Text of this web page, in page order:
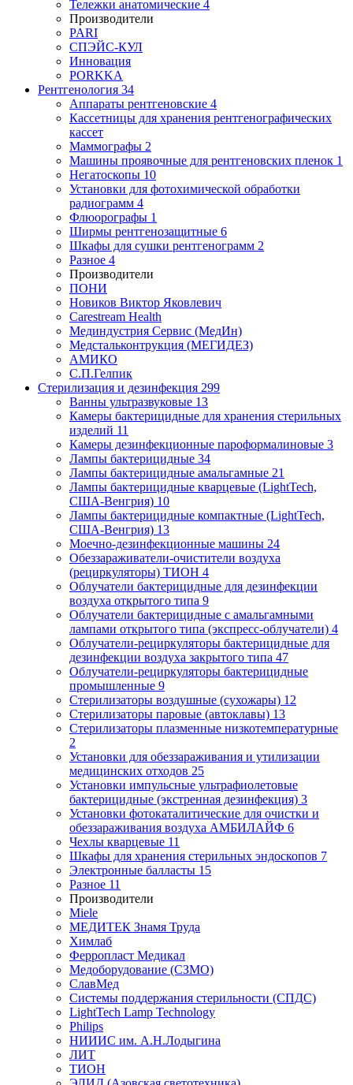
Тележки анатомические 4
Производители
PARI
СПЭЙС-КУЛ
Инновация
PORKKA
Рентгенология 34
Аппараты рентгеновские 4
Кассетницы для хранения рентгенографических
кассет
Маммографы 2
Машины проявочные для рентгеновских пленок 1
Негатоскопы 10
Установки для фотохимической обработки
радиограмм 4
Флюорографы 1
Ширмы рентгенозащитные 6
Шкафы для сушки рентгенограмм 2
Разное 4
Производители
ПОНИ
Новиков Виктор Яковлевич
Carestream Health
Мединдустрия Сервис (МедИн)
Медстальконтрукция (МЕГИДЕЗ)
АМИКО
С.П.Гелпик
Стерилизация и дезинфекция 299
Ванны ультразвуковые 13
Камеры бактерицидные для хранения стерильных
изделий 11
Камеры дезинфекционные пароформалиновые 3
Лампы бактерицидные 34
Лампы бактерицидные амальгамные 21
Лампы бактерицидные кварцевые (LightTech,
США-Венгрия) 10
Лампы бактерицидные компактные (LightTech,
США-Венгрия) 13
Моечно-дезинфекционные машины 24
Обеззараживатели-очистители воздуха
(рециркуляторы) ТИОН 4
Облучатели бактерицидные для дезинфекции
воздуха открытого типа 9
Облучатели бактерицидные с амальгамными
лампами открытого типа (экспресс-облучатели) 4
Облучатели-рециркуляторы бактерицидные для
дезинфекции воздуха закрытого типа 47
Облучатели-рециркуляторы бактерицидные
промышленные 9
Стерилизаторы воздушные (сухожары) 12
Стерилизаторы паровые (автоклавы) 13
Стерилизаторы плазменные низкотемпературные
2
Установки для обеззараживания и утилизации
медицинских отходов 25
Установки импульсные ультрафиолетовые
бактерицидные (экстренная дезинфекция) 3
Установки фотокаталитические для очистки и
обеззараживания воздуха АМБИЛАЙФ 6
Чехлы кварцевые 11
Шкафы для хранения стерильных эндоскопов 7
Электронные балласты 15
Разное 11
Производители
Miele
МЕДИТЕК Знамя Труда
Химлаб
Ферропласт Медикал
Медоборудование (СЗМО)
СлавМед
Системы поддержания стерильности (СПДС)
LightTech Lamp Technology
Philips
НИИИС им. А.Н.Лодыгина
ЛИТ
ТИОН